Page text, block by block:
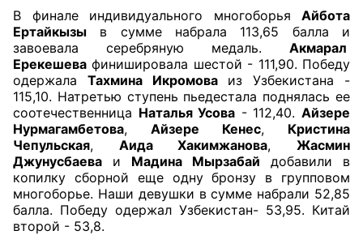
В финале индивидуального многоборья Айбота
Ертайкызы в сумме набрала 113,65 балла и
завоевала серебряную медаль. Акмарал
Ерекешева финишировала шестой - 111,90. Победу
одержала Тахмина Икромоваиз Узбекистана -
115,10. Натретью ступень пьедестала поднялась ее
соотечественница Наталья Усова - 112,40.Айзере
Нурмагамбетова, Айзере Кенес, Кристина
Чепульская, Аида Хакимжанова,Жасмин
Джунусбаева и Мадина Мырзабай добавили в
копилку сборной еще одну бронзу в групповом
многоборье. Наши девушки в сумме набрали 52,85
балла. Победу одержал Узбекистан- 53,95. Китай
второй - 53,8.